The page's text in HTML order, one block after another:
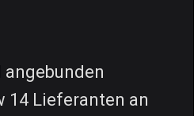
14 Lieferanten an